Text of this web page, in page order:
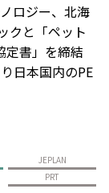
ロジー、北海
クと「ペット
定書」を締結
日本国内のPE
JEPLAN
PRT